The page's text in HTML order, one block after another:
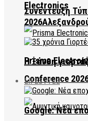
Electronics
Prisma
Conference
Συνέντευξη
Η Ξάνθη
LIFESTYLE
Google: Νέα